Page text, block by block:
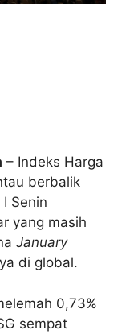
– Indeks Harga
berbalik
Senin
yang masih
January
di global.
0,73%
sempat